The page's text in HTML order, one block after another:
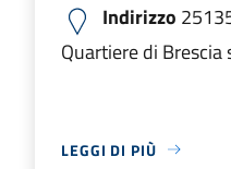
Indirizzo
Quartiere di
LEGGI DI PIÙ